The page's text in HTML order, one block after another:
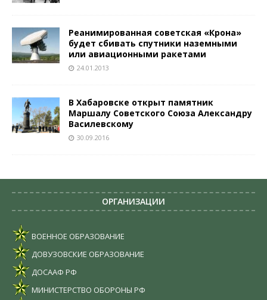
Реанимированная советская «Крона»
будет сбивать спутники наземными
или авиационными ракетами
24.01.2013
В Хабаровске открыт памятник
Маршалу Советского Союза Александру
Василевскому
30.09.2016
ОРГАНИЗАЦИИ
ВОЕННОЕ ОБРАЗОВАНИЕ
ДОВУЗОВСКИЕ ОБРАЗОВАНИЕ
ДОСААФ РФ
МИНИСТЕРСТВО ОБОРОНЫ РФ